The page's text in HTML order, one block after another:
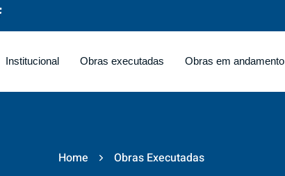
Institucional Obras executadas Obras em andamento
Home Obras Executadas